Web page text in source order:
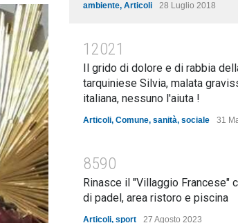
ambiente, Articoli 28 Luglio 2018
12021
Il grido di dolore e di rabbia
tarquiniese Silvia, malata
italiana, nessuno l'aiuta !
Articoli, Comune, sanità, sociale 31
8590
Rinasce il "Villaggio Francese"
di padel, area ristoro e piscina
Articoli, sport 27 Agosto 2023